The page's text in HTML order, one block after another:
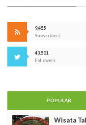
9,455
Subscribers
43,501
Followers
POPULAR
Wisata